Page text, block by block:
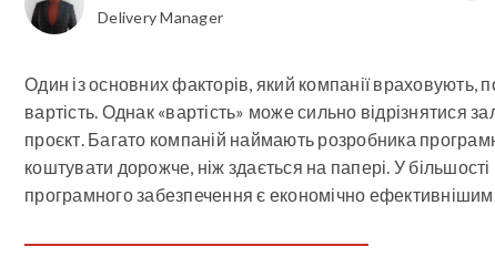
Delivery Manager
Один із основних факторів, який компанії
вартість. Однак «вартість» може сильно відрізнятися
проєкт. Багато компаній наймають розробника
коштувати дорожче, ніж здається на папері. У
програмного забезпечення є економічно